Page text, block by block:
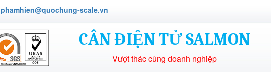
phamhien@quochung-scale.vn
CÂN ĐIỆN TỬ SALMON
Vượt thác cùng doanh nghiệp